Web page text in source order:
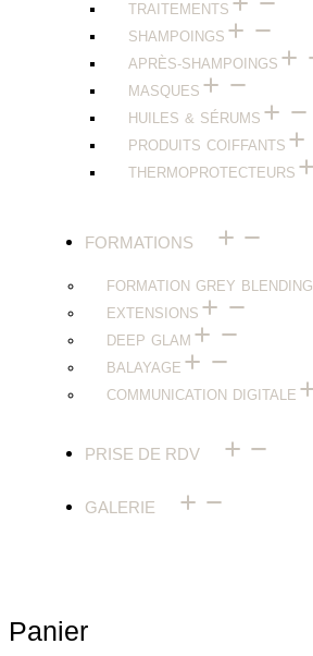
TRAITEMENTS
SHAMPOINGS
APRÈS-SHAMPOINGS
MASQUES
HUILES & SÉRUMS
PRODUITS COIFFANTS
THERMOPROTECTEURS
FORMATIONS
FORMATION GREY BLENDING
EXTENSIONS
DEEP GLAM
BALAYAGE
COMMUNICATION DIGITALE
PRISE DE RDV
GALERIE
Panier